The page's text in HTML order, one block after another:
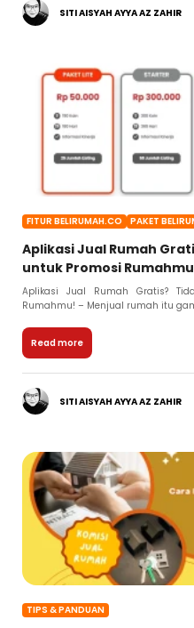
SITI AISYAH AYYA AZ ZAHIR
FITUR BELIRUMAH.CO PAKET
Aplikasi Jual Rumah
untuk Promosi
Aplikasi Jual Rumah Gratis?
Rumahmu! – Menjual rumah itu
Read more
SITI AISYAH AYYA AZ ZAHIR
TIPS & PANDUAN